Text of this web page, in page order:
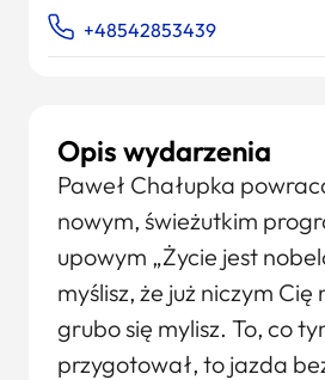
Opis wydarzenia
Paweł Chałupka
nowym, świeżutkim
upowym „Życie jest
myślisz, że już niczym Cię
grubo się mylisz. To, co
przygotował, to jazda
+48542853439